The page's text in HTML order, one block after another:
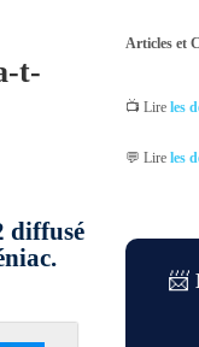
t-
diffusé
Articles et
📺 Lireles
💬 Lireles
📨